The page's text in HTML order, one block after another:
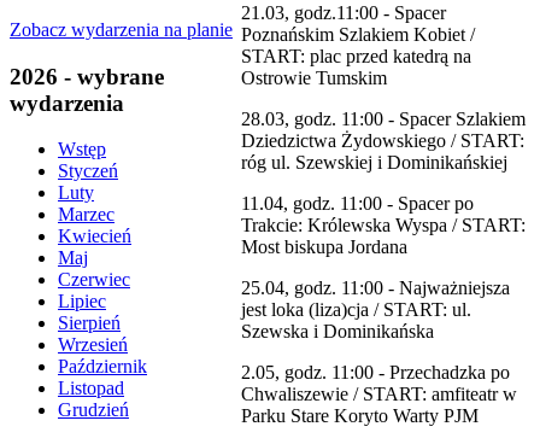
Zobacz wydarzenia na planie
2026 - wybrane
wydarzenia
Wstęp
Styczeń
Luty
Marzec
Kwiecień
Maj
Czerwiec
Lipiec
Sierpień
Wrzesień
Październik
Listopad
Grudzień
21.03, godz.11:00 - Spacer
Poznańskim Szlakiem Kobiet /
START: plac przed katedrą na
Ostrowie Tumskim
28.03, godz. 11:00 - Spacer Szlakiem
Dziedzictwa Żydowskiego / START:
róg ul. Szewskiej i Dominikańskiej
11.04, godz. 11:00 - Spacer po
Trakcie: Królewska Wyspa / START:
Most biskupa Jordana
25.04, godz. 11:00 - Najważniejsza
jest loka (liza)cja / START: ul.
Szewska i Dominikańska
2.05, godz. 11:00 - Przechadzka po
Chwaliszewie / START: amfiteatr w
Parku Stare Koryto Warty PJM